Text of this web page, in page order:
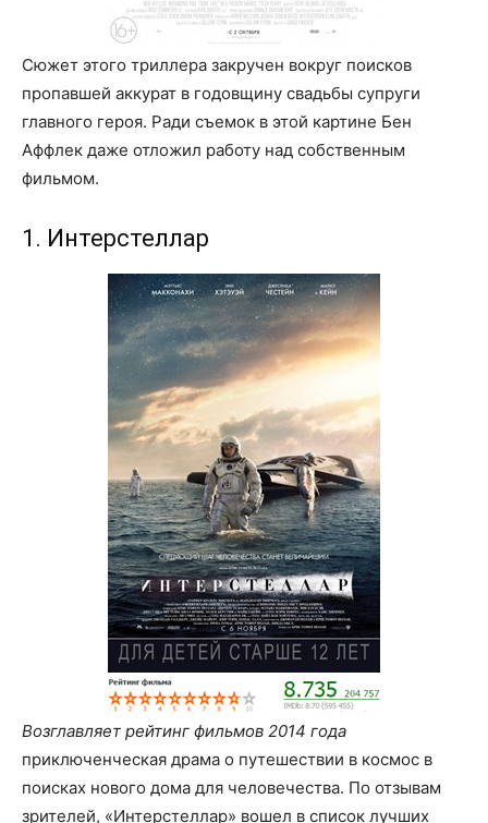
Сюжет этого триллера закручен вокруг поисков
пропавшей аккурат в годовщину свадьбы супруги
главного героя. Ради съемок в этой картине Бен
Аффлек даже отложил работу над собственным
фильмом.
1. Интерстеллар
Возглавляет рейтинг фильмов 2014 года
приключенческая драма о путешествии в космос в
поисках нового дома для человечества. По отзывам
зрителей, «Интерстеллар» вошел в список лучших